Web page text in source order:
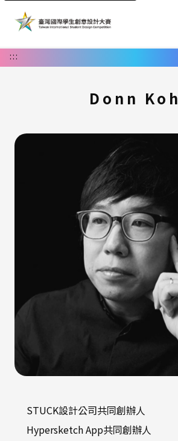
:::
Donn Koh
STUCK設計公司共同創辦人
Hypersketch App共同創辦人